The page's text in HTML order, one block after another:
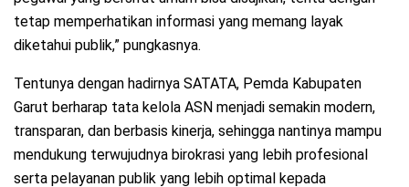
tetap memperhatikan informasi yang memang layak
diketahui publik,” pungkasnya.
Tentunya dengan hadirnya SATATA, Pemda Kabupaten
Garut berharap tata kelola ASN menjadi semakin modern,
transparan, dan berbasis kinerja, sehingga nantinya mampu
mendukung terwujudnya birokrasi yang lebih profesional
serta pelayanan publik yang lebih optimal kepada